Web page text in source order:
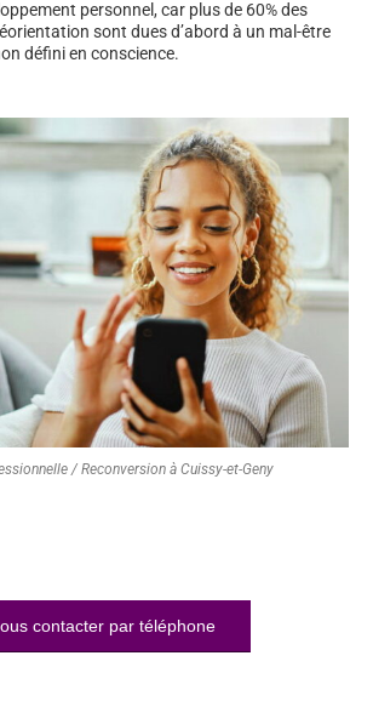
personnel, car plus de 60% des
sont dues d’abord à un mal-être
défini en conscience.
/ Reconversion à Cuissy-et-Geny
contacter par téléphone